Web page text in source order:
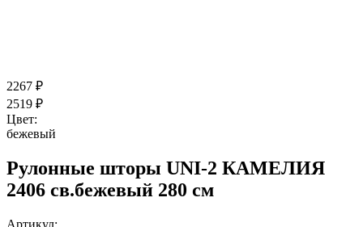
2267 ₽
2519 ₽
Цвет:
бежевый
Рулонные шторы UNI-2 КАМЕЛИЯ
2406 св.бежевый 280 см
Артикул: